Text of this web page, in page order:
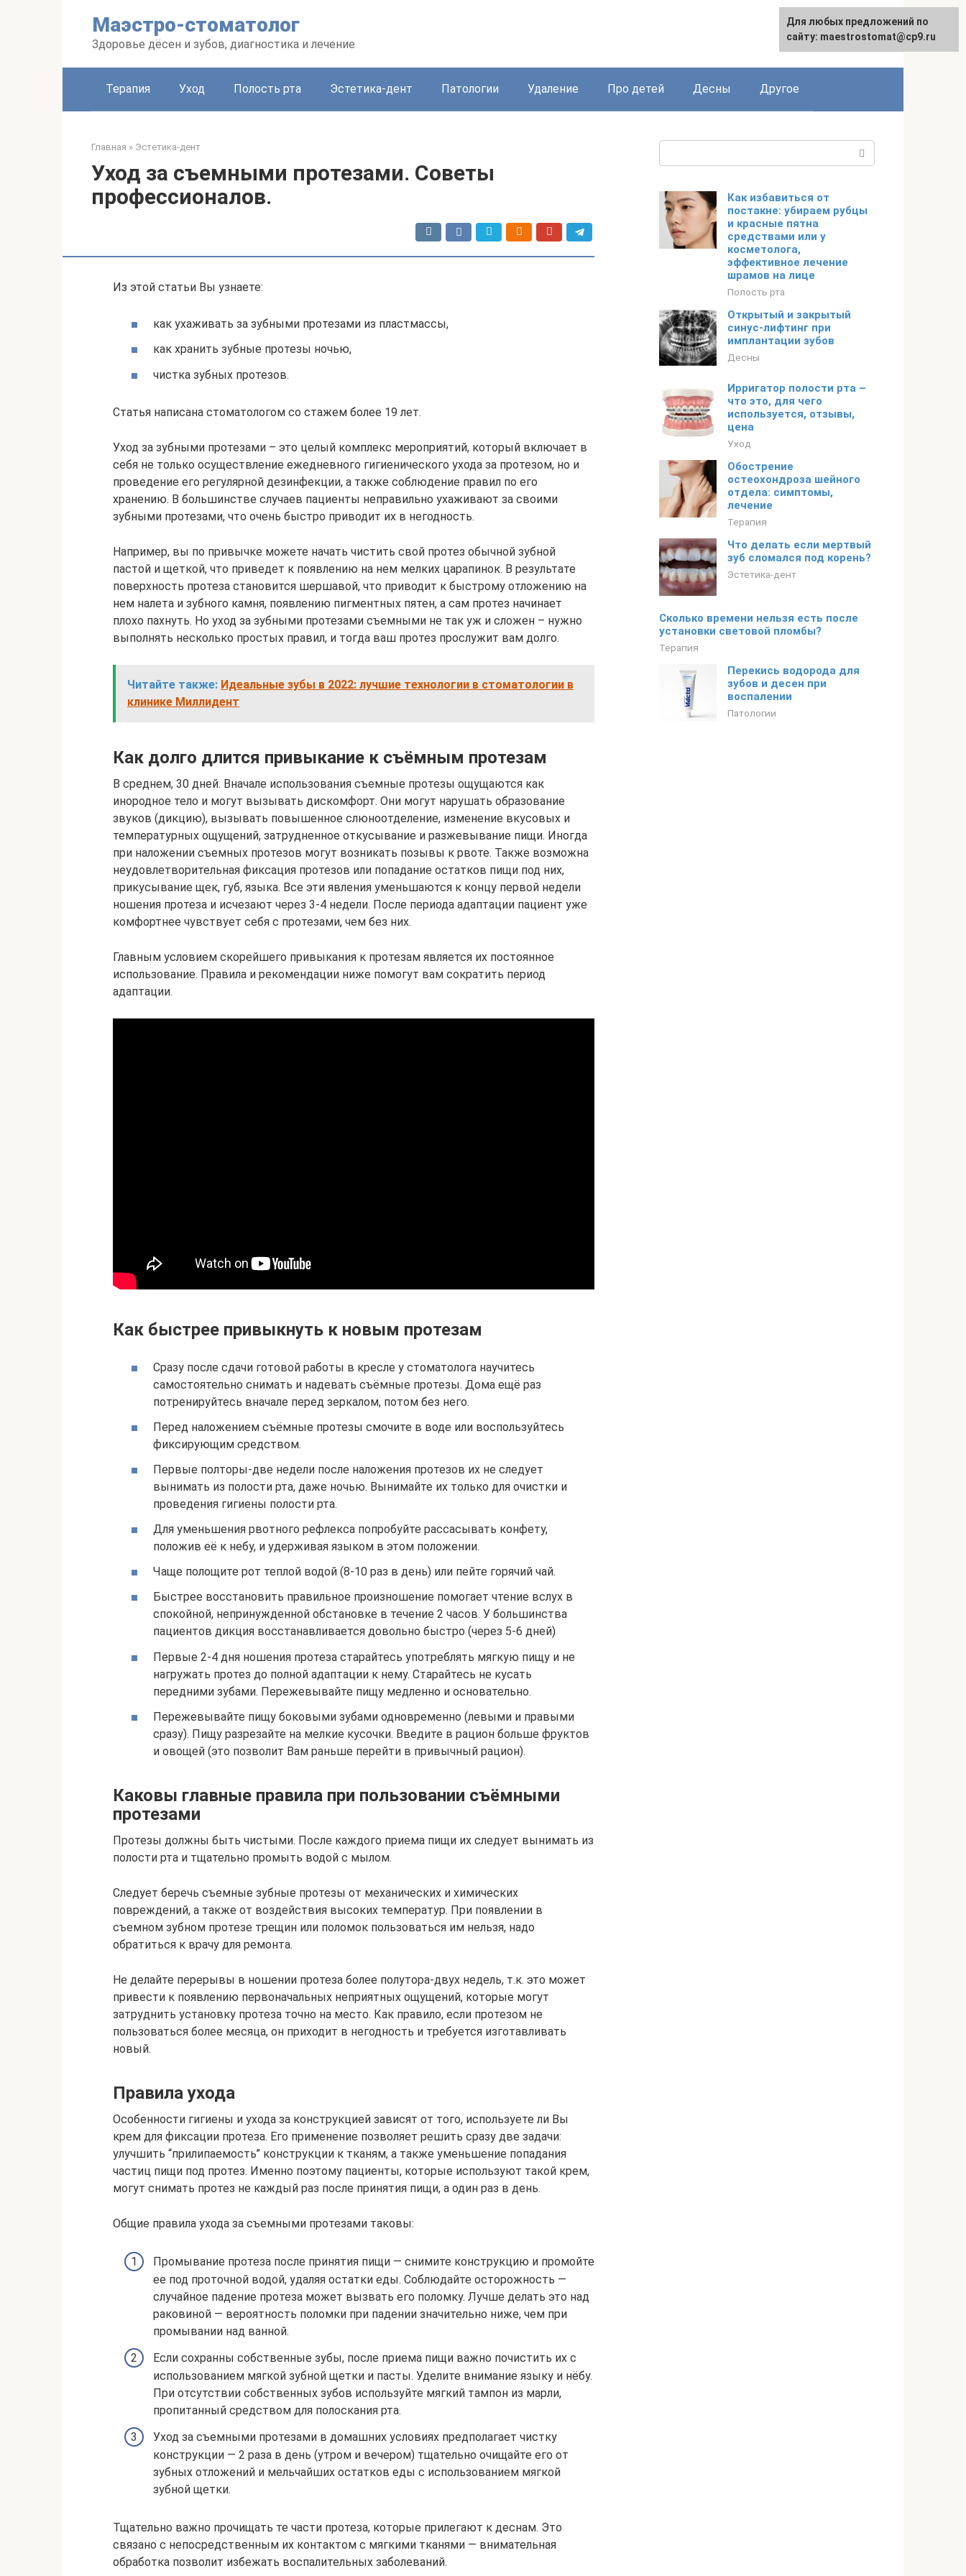
Маэстро-стоматолог
Здоровье дёсен и зубов, диагностика и лечение
Терапия Уход Полость рта Эстетика-дент Патологии Удаление Про детей Десны Другое
Главная » Эстетика-дент
Уход за съемными протезами. Советы
профессионалов.
Из этой статьи Вы узнаете:
как ухаживать за зубными протезами из пластмассы,
как хранить зубные протезы ночью,
чистка зубных протезов.
Статья написана стоматологом со стажем более 19 лет.
Уход за зубными протезами – это целый комплекс мероприятий, который включает в
себя не только осуществление ежедневного гигиенического ухода за протезом, но и
проведение его регулярной дезинфекции, а также соблюдение правил по его
хранению. В большинстве случаев пациенты неправильно ухаживают за своими
зубными протезами, что очень быстро приводит их в негодность.
Например, вы по привычке можете начать чистить свой протез обычной зубной
пастой и щеткой, что приведет к появлению на нем мелких царапинок. В результате
поверхность протеза становится шершавой, что приводит к быстрому отложению на
нем налета и зубного камня, появлению пигментных пятен, а сам протез начинает
плохо пахнуть. Но уход за зубными протезами съемными не так уж и сложен – нужно
выполнять несколько простых правил, и тогда ваш протез прослужит вам долго.
Читайте также: Идеальные зубы в 2022: лучшие технологии в стоматологии в
клинике Миллидент
Как долго длится привыкание к съёмным протезам
В среднем, 30 дней. Вначале использования съемные протезы ощущаются как
инородное тело и могут вызывать дискомфорт. Они могут нарушать образование
звуков (дикцию), вызывать повышенное слюноотделение, изменение вкусовых и
температурных ощущений, затрудненное откусывание и разжевывание пищи. Иногда
при наложении съемных протезов могут возникать позывы к рвоте. Также возможна
неудовлетворительная фиксация протезов или попадание остатков пищи под них,
прикусывание щек, губ, языка. Все эти явления уменьшаются к концу первой недели
ношения протеза и исчезают через 3-4 недели. После периода адаптации пациент уже
комфортнее чувствует себя с протезами, чем без них.
Главным условием скорейшего привыкания к протезам является их постоянное
использование. Правила и рекомендации ниже помогут вам сократить период
адаптации.
Как быстрее привыкнуть к новым протезам
Сразу после сдачи готовой работы в кресле у стоматолога научитесь
самостоятельно снимать и надевать съёмные протезы. Дома ещё раз
потренируйтесь вначале перед зеркалом, потом без него.
Перед наложением съёмные протезы смочите в воде или воспользуйтесь
фиксирующим средством.
Первые полторы-две недели после наложения протезов их не следует
вынимать из полости рта, даже ночью. Вынимайте их только для очистки и
проведения гигиены полости рта.
Для уменьшения рвотного рефлекса попробуйте рассасывать конфету,
положив её к небу, и удерживая языком в этом положении.
Чаще полощите рот теплой водой (8-10 раз в день) или пейте горячий чай.
Быстрее восстановить правильное произношение помогает чтение вслух в
спокойной, непринужденной обстановке в течение 2 часов. У большинства
пациентов дикция восстанавливается довольно быстро (через 5-6 дней)
Первые 2-4 дня ношения протеза старайтесь употреблять мягкую пищу и не
нагружать протез до полной адаптации к нему. Старайтесь не кусать
передними зубами. Пережевывайте пищу медленно и основательно.
Пережевывайте пищу боковыми зубами одновременно (левыми и правыми
сразу). Пищу разрезайте на мелкие кусочки. Введите в рацион больше фруктов
и овощей (это позволит Вам раньше перейти в привычный рацион).
Каковы главные правила при пользовании съёмными
протезами
Протезы должны быть чистыми. После каждого приема пищи их следует вынимать из
полости рта и тщательно промыть водой с мылом.
Следует беречь съемные зубные протезы от механических и химических
повреждений, а также от воздействия высоких температур. При появлении в
съемном зубном протезе трещин или поломок пользоваться им нельзя, надо
обратиться к врачу для ремонта.
Не делайте перерывы в ношении протеза более полутора-двух недель, т.к. это может
привести к появлению первоначальных неприятных ощущений, которые могут
затруднить установку протеза точно на место. Как правило, если протезом не
пользоваться более месяца, он приходит в негодность и требуется изготавливать
новый.
Правила ухода
Особенности гигиены и ухода за конструкцией зависят от того, используете ли Вы
крем для фиксации протеза. Его применение позволяет решить сразу две задачи:
улучшить “прилипаемость” конструкции к тканям, а также уменьшение попадания
частиц пищи под протез. Именно поэтому пациенты, которые используют такой крем,
могут снимать протез не каждый раз после принятия пищи, а один раз в день.
Общие правила ухода за съемными протезами таковы:
Промывание протеза после принятия пищи — снимите конструкцию и промойте
ее под проточной водой, удаляя остатки еды. Соблюдайте осторожность —
случайное падение протеза может вызвать его поломку. Лучше делать это над
раковиной — вероятность поломки при падении значительно ниже, чем при
промывании над ванной.
Если сохранны собственные зубы, после приема пищи важно почистить их с
использованием мягкой зубной щетки и пасты. Уделите внимание языку и нёбу.
При отсутствии собственных зубов используйте мягкий тампон из марли,
пропитанный средством для полоскания рта.
Уход за съемными протезами в домашних условиях предполагает чистку
конструкции — 2 раза в день (утром и вечером) тщательно очищайте его от
зубных отложений и мельчайших остатков еды с использованием мягкой
зубной щетки.
Тщательно важно прочищать те части протеза, которые прилегают к деснам. Это
связано с непосредственным их контактом с мягкими тканями — внимательная
обработка позволит избежать воспалительных заболеваний.
Как избавиться от
постакне: убираем рубцы
и красные пятна
средствами или у
косметолога,
эффективное лечение
шрамов на лице
Полость рта
Открытый и закрытый
синус-лифтинг при
имплантации зубов
Десны
Ирригатор полости рта –
что это, для чего
используется, отзывы,
цена
Уход
Обострение
остеохондроза шейного
отдела: симптомы,
лечение
Терапия
Что делать если мертвый
зуб сломался под корень?
Эстетика-дент
Сколько времени нельзя есть после
установки световой пломбы?
Терапия
Перекись водорода для
зубов и десен при
воспалении
Патологии
Для любых предложений по
сайту: maestrostomat@cp9.ru